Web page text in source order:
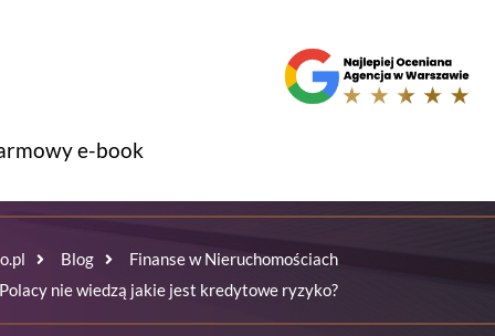
e-book
Blog
Finanse w Nieruchomościach
Polacy nie wiedzą jakie jest kredytowe ryzyko?